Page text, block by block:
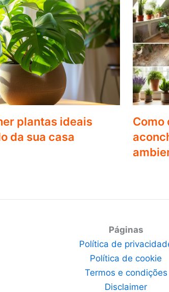
plantas ideais
da sua casa
Como
Páginas
Política de
Política de cookie
Termos e condições
Disclaimer